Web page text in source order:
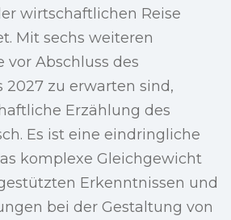
wirtschaftlichen Reise
Mit sechs weiteren
vor Abschluss des
2027 zu erwarten sind,
Erzählung des
Es ist eine eindringliche
komplexe Gleichgewicht
Erkenntnissen und
bei der Gestaltung von